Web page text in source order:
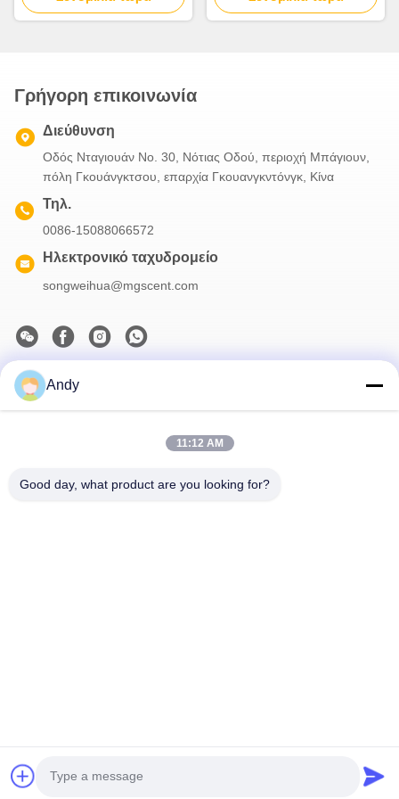
Γρήγορη επικοινωνία
Διεύθυνση
Οδός Νταγιουάν Νο. 30, Νότιας Οδού, περιοχή Μπάγιουν,
πόλη Γκουάνγκτσου, επαρχία Γκουανγκντόνγκ, Κίνα
Τηλ.
0086-15088066572
Ηλεκτρονικό ταχυδρομείο
songweihua@mgscent.com
Το Δελτίο Ενημέρωσης
δικαιώματα © 2026 Guangzhou HaoYue Fragrance Technology
Co.,LTD . Διατηρούνται όλα τα πνευματικά δικαιώματα.
Andy
11:12 AM
Good day, what product are you looking for?